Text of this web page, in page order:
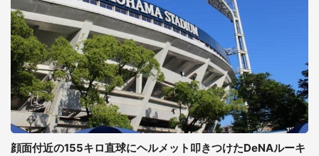
顔面付近の155キロ直球にヘルメット叩きつけたDeNAルーキ